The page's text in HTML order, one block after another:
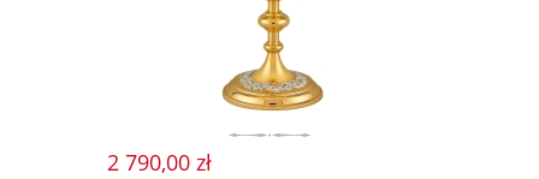
2 790,00 zł